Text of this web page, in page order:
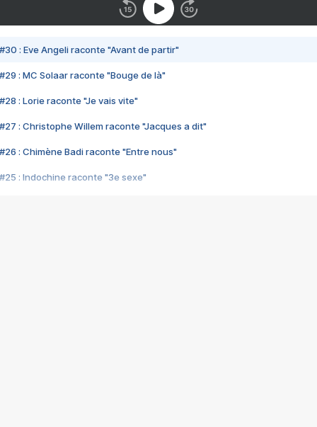
#30 : Eve Angeli raconte "Avant de partir"
#29 : MC Solaar raconte "Bouge de là"
#28 : Lorie raconte "Je vais vite"
#27 : Christophe Willem raconte "Jacques a dit"
#26 : Chimène Badi raconte "Entre nous"
#25 : Indochine raconte "3e sexe"